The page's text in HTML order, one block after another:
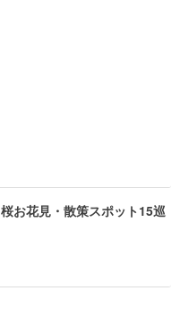
お花見・散策スポット15巡